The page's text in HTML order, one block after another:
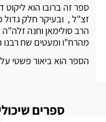
ספר זה ברובו הוא
זצ"ל , ובעיקר חלק גדול
הרב סולימאן וחנה
מהרח"ו ומעטים שח רבנו
הספר הוא ביאור פשטי
ספרים